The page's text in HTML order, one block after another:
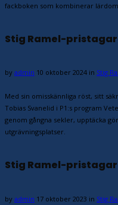
fackboken som kombinerar
Stig Ramel-
by admin 10 oktober 2024 in Stig
Med sin omisskännliga röst, sitt
Tobias Svanelid i P1:s program
genom gångna sekler, upptäcka
utgrävningsplatser.
Stig Ramel-
by admin 17 oktober 2023 in Stig